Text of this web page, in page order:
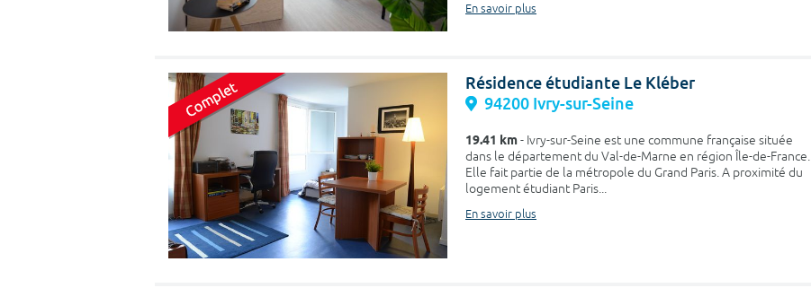
En savoir plus
Résidence étudiante Le Kléber
94200 Ivry-sur-Seine
19.41 km- Ivry-sur-Seine est une commune française située
dans le département du Val-de-Marne en région Île-de-France.
Elle fait partie de la métropole du Grand Paris. A proximité du
logement étudiant Paris...
En savoir plus